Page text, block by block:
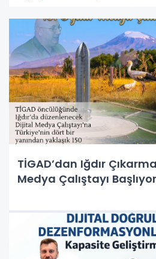
TİGAD’dan Iğdır
Medya Çalıştayı